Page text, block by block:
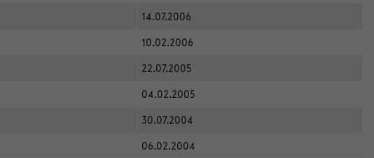
14.07.2006
10.02.2006
22.07.2005
04.02.2005
30.07.2004
06.02.2004